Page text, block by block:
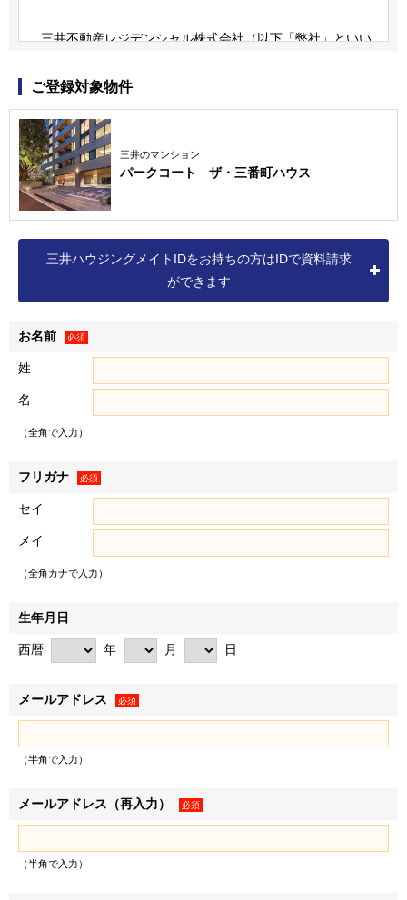
三井不動産レジデンシャル株式会社（以下「弊社」といい
三井不動産グループは、すまいとくらしに関する事業のほ
か、商業施設事業、ホテル・リゾート事業、オフィスビル事
業、ロジスティクス事業など、様々な事業を展開しています
（詳細は三井不動産株式会社の
い）。
なお、弊社の個人情報保護方針および個人情報の取扱いに
つきましては、以下をご覧ください。
個人情報保護方針
個人情報の取扱いについて
個人情報の取得
１．弊社は、資料請求・物件エントリーいただいた方、物件
に来場いただいた方、ならびに売買契約を締結いただいた方
（以下「お客様」といいます）に関する以下記載の個人情報
（以下「お客様情報」といいます）を取得し、以下の各条の
＜例として、以下の情報を取得します＞
• お客様から提供された情報（氏名、住所、電話番号、電
子メールアドレス、生年月日、性別、職業など、お客様から
提供された一切の情報で、物件来場後に不動産取引に際して
２．お客様は、登録した情報に変更があった場合、下記「個
うえ登録情報を変更するものとします。変更登録がなされな
不利益を被ることがありますが、弊社に帰責事由がない限
り、弊社は責任を負いません。
利用目的
連結子会社とし、以下同じとします）は、お客様情報を以下
ご登録対象物件
三井のマンション
パークコート ザ・三番町ハウス
三井ハウジングメイトIDをお持ちの方はIDで資料請求
ができます
お名前 必須
姓
名
（全角で入力）
フリガナ 必須
セイ
メイ
（全角カナで入力）
生年月日
西暦 年 月 日
メールアドレス 必須
（半角で入力）
メールアドレス（再入力） 必須
（半角で入力）